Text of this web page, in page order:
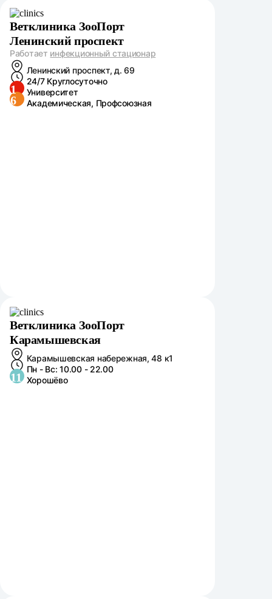
Ветклиника ЗооПорт
Ленинский проспект
Работает инфекционный стационар
Ленинский проспект, д. 69
24/7 Круглосуточно
1 Университет
6 Академическая, Профсоюзная
Ветклиника ЗооПорт
Карамышевская
Карамышевская набережная, 48 к1
Пн - Вс: 10.00 - 22.00
11 Хорошёво